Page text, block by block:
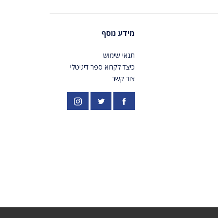
מידע נוסף
תנאי שימוש
כיצד לקרוא ספר דיגיטלי
צור קשר
פייסבוק PardesPublish
אינסטגרם